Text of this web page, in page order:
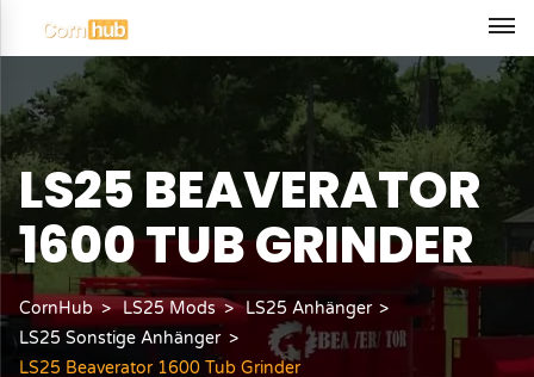
LS25 BEAVERATOR
1600 TUB GRINDER
CornHub LS25 Mods
LS25 Anhänger
LS25 Sonstige Anhänger
LS25 Beaverator 1600 Tub Grinder